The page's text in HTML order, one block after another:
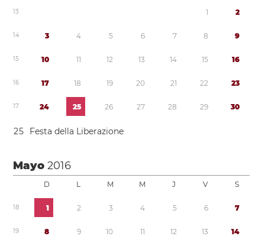
13 1 2
14 3 4 5 6 7 8 9
15 10 11 12 13 14 15 16
16 17 18 19 20 21 22 23
17 24 25 26 27 28 29 30
25 Festa della Liberazione
Mayo2016
D L M M J V S
18 1 2 3 4 5 6 7
19 8 9 10 11 12 13 14